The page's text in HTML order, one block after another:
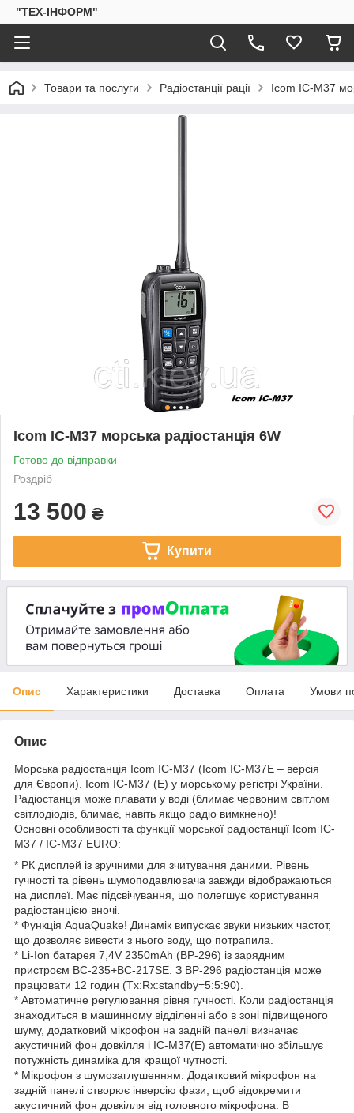
"ТЕХ-ІНФОРМ"
Товари та послуги Радіостанції рації Icom IC-M37
Icom IC-M37 морська радіостанція 6W
Готово до відправки
Роздріб
13 500 ₴
Купити
Опис Характеристики Доставка Оплата Умови
Опис
Морська радіостанція Icom IC-M37 (Icom IC-M37E – версія
для Європи). Icom IC-M37 (E) у морському регістрі України.
Радіостанція може плавати у воді (блимає червоним світлом
світлодіодів, блимає, навіть якщо радіо вимкнено)!
Основні особливості та функції морської радіостанції Icom IC-
M37 / IC-M37 EURO:
* РК дисплей із зручними для зчитування даними. Рівень
гучності та рівень шумоподавлювача завжди відображаються
на дисплеї. Має підсвічування, що полегшує користування
радіостанцією вночі.
* Функція AquaQuake! Динамік випускає звуки низьких частот,
що дозволяє вивести з нього воду, що потрапила.
* Li-Ion батарея 7,4V 2350mAh (BP-296) із зарядним
пристроєм ВС-235+BC-217SE. З BP-296 радіостанція може
працювати 12 годин (Tx:Rx:standby=5:5:90).
* Автоматичне регулювання рівня гучності. Коли радіостанція
знаходиться в машинному відділенні або в зоні підвищеного
шуму, додатковий мікрофон на задній панелі визначає
акустичний фон довкілля і IC-M37(E) автоматично збільшує
потужність динаміка для кращої чутності.
* Мікрофон з шумозаглушенням. Додатковий мікрофон на
задній панелі створює інверсію фази, щоб відокремити
акустичний фон довкілля від головного мікрофона. В